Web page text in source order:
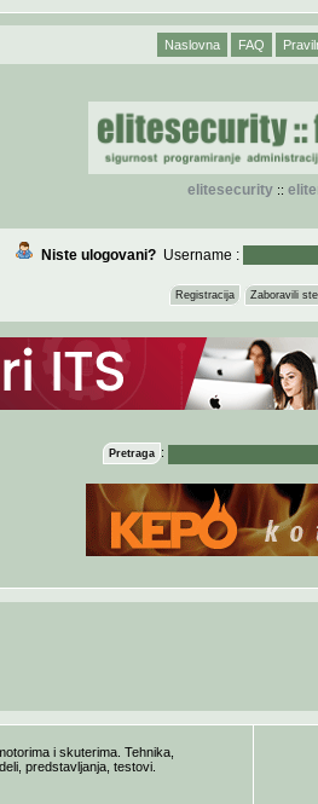
Naslovna FAQ
elitesecurity::
Niste ulogovani?Username :
Registracija Zaboravili
Pretraga :
i skuterima. Tehnika,
predstavljanja, testovi.